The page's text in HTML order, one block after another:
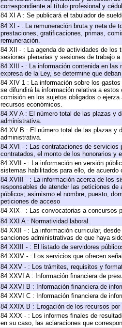
correspondiente al título profesional y
84 XI A : Se publicará el tabulador de
84 XI - : La remuneración bruta y neta de
prestaciones, gratificaciones, primas,
remuneración.
84 XII - : La agenda de actividades de los
sesiones plenarias y sesiones de trabajo
84 XIII - : La información contenida en las
expresa de la Ley, se determine que
84 XIV 1 : La información sobre los
se difundirá la información relativa a
comisión en los sujetos obligados o
recursos económicos.
84 XV A : El número total de las plazas y
administrativa.
84 XV B : El número total de las plazas y
administrativa.
84 XVI - : Las contrataciones de servicios
contratados, el monto de los honorarios y
84 XVII - : La información en versión
sistemas habilitados para ello, de acuerdo
84 XVIII - : La información acerca de los
responsables de atender las peticiones
públicos; asimismo el nombre, puesto,
peticiones de acceso
84 XIX - : Las convocatorias a concursos
84 XXI A : Normatividad laboral.
84 XXII - : La información curricular,
sanciones administrativas de que haya
84 XXIII - : El listado de servidores
84 XXIV - : Los servicios que ofrecen
84 XXV - : Los trámites, requisitos y
84 XXVI A : Información financiera de
84 XXVI B : Información financiera de
84 XXVI C : Información financiera de
84 XXIX B : Erogación de los recursos
84 XXX - : Los informes finales de
en su caso, las aclaraciones que